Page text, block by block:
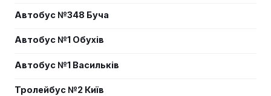
Автобус №348 Буча
Автобус №1 Обухів
Автобус №1 Васильків
Тролейбус №2 Київ